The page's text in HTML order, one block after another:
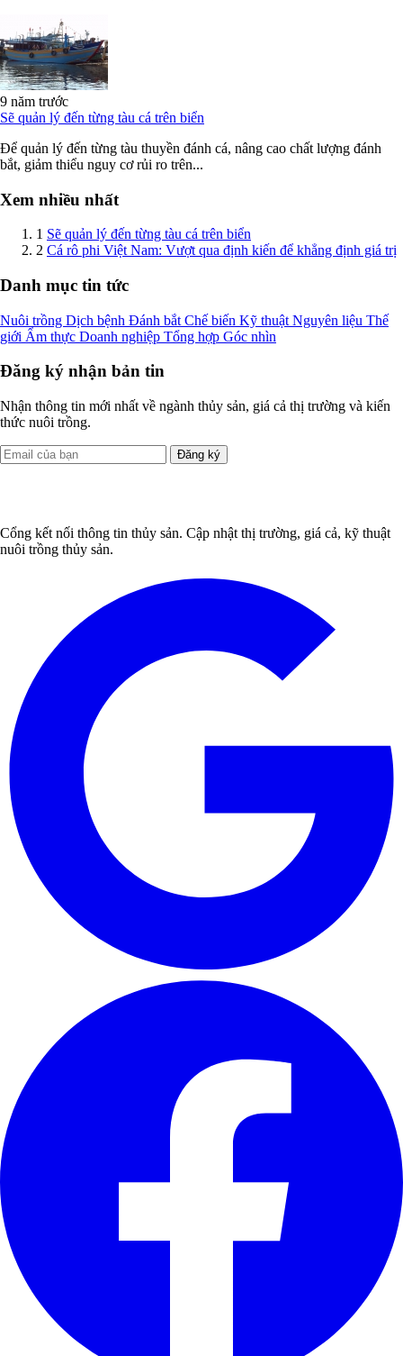
9 năm trước
Sẽ quản lý đến từng tàu cá trên biển
Để quản lý đến từng tàu thuyền đánh cá, nâng cao chất lượng đánh
bắt, giảm thiểu nguy cơ rủi ro trên...
Xem nhiều nhất
1 Sẽ quản lý đến từng tàu cá trên biển
2 Cá rô phi Việt Nam: Vượt qua định kiến để khẳng định giá trị
Danh mục tin tức
Nuôi trồng Dịch bệnh Đánh bắt Chế biến Kỹ thuật Nguyên liệu Thế
giới Ẩm thực Doanh nghiệp Tổng hợp Góc nhìn
Đăng ký nhận bản tin
Nhận thông tin mới nhất về ngành thủy sản, giá cả thị trường và kiến
thức nuôi trồng.
Đăng ký
Cổng kết nối thông tin thủy sản. Cập nhật thị trường, giá cả, kỹ thuật
nuôi trồng thủy sản.